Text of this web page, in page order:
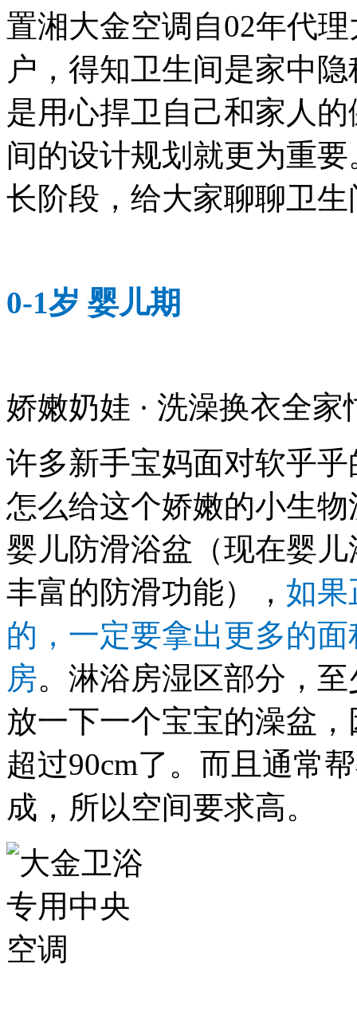
置湘大金空调自02年代
户，得知卫生间是家中
是用心捍卫自己和家人
间的设计规划就更为重
长阶段，给大家聊聊卫
0-1岁 婴儿期
娇嫩奶娃 · 洗澡换衣全家
许多新手宝妈面对软乎
怎么给这个娇嫩的小生
婴儿防滑浴盆（现在婴
丰富的防滑功能）， 如果
的，一定要拿出更多的
房。淋浴房湿区部分，
放一下一个宝宝的澡盆
超过90cm了。而且通常
成，所以空间要求高。